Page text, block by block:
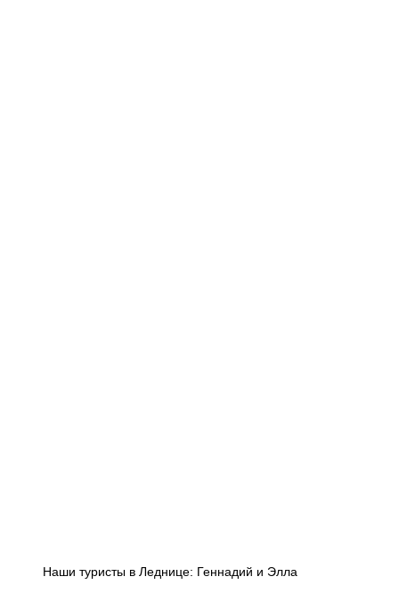
Наши туристы в Леднице: Геннадий и Элла